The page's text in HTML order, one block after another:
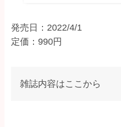
発売日：2022/4/1
定価：990円
雑誌内容はここから